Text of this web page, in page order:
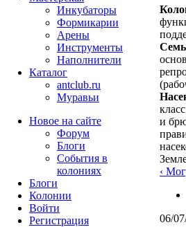
и
‹
06/
Инкубаторы
Формикарии
Арены
Инструменты
Наполнители
Каталог
antclub.ru
Муравьи
Новое на сайте
Форум
Блоги
События в
колониях
Блоги
Колонии
Войти
Peгиcтpaция